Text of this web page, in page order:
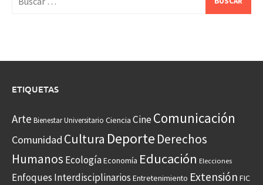
ETIQUETAS
Arte Bienestar Universitario Ciencia CineComunicación
Comunidad Cultura Deporte Derechos
Humanos EcologíaEconomía Educación Elecciones
Enfoques Interdisciplinarios Entretenimiento Extensión FIC